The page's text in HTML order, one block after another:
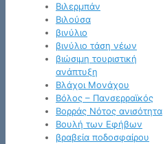
Βιλερμπάν
Βιλούσα
βινύλιο
βινύλιο τάση νέων
βιώσιμη τουριστική
ανάπτυξη
Βλάχοι Μονάχου
Βόλος – Πανσερραϊκός
Βορράς Νότος ανισότητα
Βουλή των Εφήβων
βραβεία ποδοσφαίρου